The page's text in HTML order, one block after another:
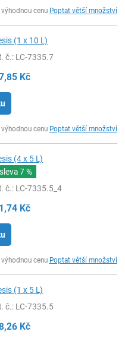
cenu Poptat větší množství
(1 x 10 L)
č.: LC-7335.7
Kč
cenu Poptat větší množství
(4 x 5 L)
7 %
č.: LC-7335.5_4
Kč
cenu Poptat větší množství
(1 x 5 L)
č.: LC-7335.5
Kč